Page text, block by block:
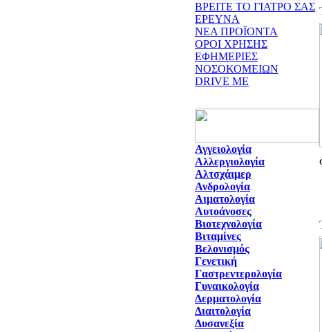
ΒΡΕΙΤΕ ΤΟ ΓΙΑΤΡΟ ΣΑΣ
ΕΡΕΥΝΑ
ΝΕΑ ΠΡΟΪΟΝΤΑ
ΟΡΟΙ ΧΡΗΣΗΣ
ΕΦΗΜΕΡΙΕΣ
ΝΟΣΟΚΟΜΕΙΩΝ
DRIVE ME
Αγγειολογία
Αλλεργιολογία
Αλτσχάιμερ
Ανδρολογία
Αιματολογία
Αυτοάνοσες
Βιοτεχνολογία
Βιταμίνες
Βελονισμός
Γενετική
Γαστρεντερολογία
Γυναικολογία
Δερματολογία
Διαιτολογία
Δυσανεξία